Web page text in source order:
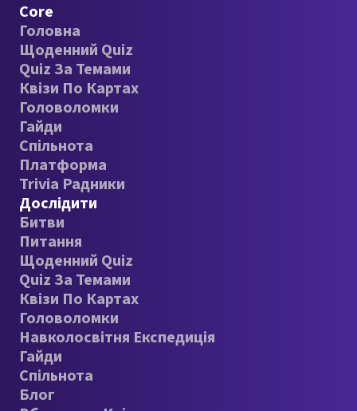
Core
Головна
Щоденний Quiz
Quiz За Темами
Квізи По Картах
Головоломки
Гайди
Спільнота
Платформа
Trivia Радники
Дослідити
Битви
Питання
Щоденний Quiz
Quiz За Темами
Квізи По Картах
Головоломки
Навколосвітня Експедиція
Гайди
Спільнота
Блог